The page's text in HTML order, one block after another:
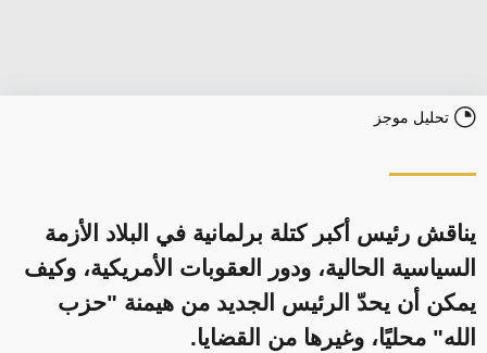
تحليل موجز
يناقش رئيس أكبر كتلة برلمانية في البلاد الأزمة
السياسية الحالية، ودور العقوبات الأمريكية، وكيف
يمكن أن يحدّ الرئيس الجديد من هيمنة "حزب
الله" محليًا، وغيرها من القضايا.